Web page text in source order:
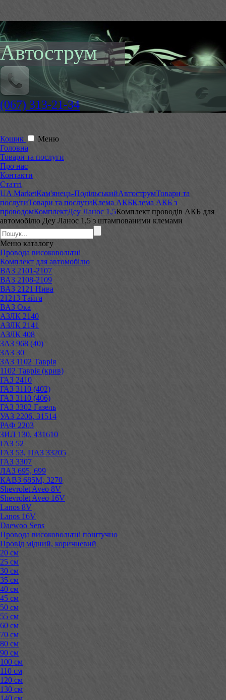
Автострум
(067) 313-21-34
Кошик
Меню
Головна
Товари та послуги
Про нас
Контакти
Статті
UA MarketКам'янець-ПодільськийАвтострумТовари та
послугиТовари та послугиКлема АКБКлема АКБ з
проводомКомплектДеу Ланос 1,5Комплект проводів АКБ для
автомобілю Деу Ланос 1,5 з штампованими клемами
Меню каталогу
Провода високовольтні
Комплект для автомобілю
ВАЗ 2101-2107
ВАЗ 2108-2109
ВАЗ 2121 Нива
21213 Тайга
ВАЗ Ока
АЗЛК 2140
АЗЛК 2141
АЗЛК 408
ЗАЗ 968 (40)
ЗАЗ 30
ЗАЗ 1102 Таврія
1102 Таврія (крив)
ГАЗ 2410
ГАЗ 3110 (402)
ГАЗ 3110 (406)
ГАЗ 3302 Газель
УАЗ 2206, 31514
РАФ 2203
ЗИЛ 130, 431610
ГАЗ 52
ГАЗ 53, ПАЗ 33205
ГАЗ 3307
ЛАЗ 695, 699
КАВЗ 685М, 3270
Shevrolet Aveo 8V
Shevrolet Aveo 16V
Lanos 8V
Lanos 16V
Daewoo Sens
Провода високовольтні поштучно
Провід мідний, коричневий
20 см
25 см
30 см
35 см
40 см
45 см
50 см
55 см
60 см
70 см
80 см
90 см
100 см
110 см
120 см
130 см
140 см